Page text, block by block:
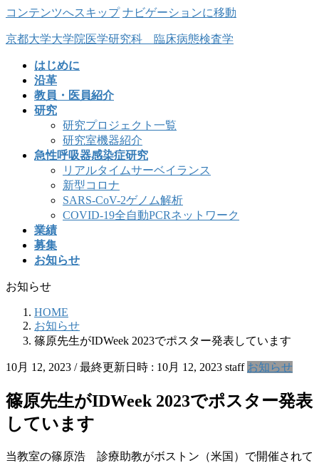
コンテンツへスキップ ナビゲーションに移動
京都大学大学院医学研究科 臨床病態検査学
はじめに
沿革
教員・医員紹介
研究
研究プロジェクト一覧
研究室機器紹介
急性呼吸器感染症研究
リアルタイムサーベイランス
新型コロナ
SARS-CoV-2ゲノム解析
COVID-19全自動PCRネットワーク
業績
募集
お知らせ
お知らせ
HOME
お知らせ
篠原先生がIDWeek 2023でポスター発表しています
10月 12, 2023 / 最終更新日時 : 10月 12, 2023 staff お知らせ
篠原先生がIDWeek 2023でポスター発表
しています
当教室の篠原浩 診療助教がボストン（米国）で開催されて